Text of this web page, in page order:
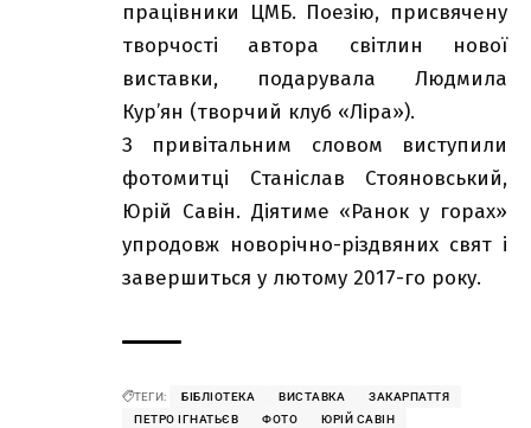
працівники ЦМБ. Поезію, присвячену
творчості автора світлин нової
виставки, подарувала Людмила
Кур’ян (творчий клуб «Ліра»).
З привітальним словом виступили
фотомитці Станіслав Стояновський,
Юрій Савін. Діятиме «Ранок у горах»
упродовж новорічно-різдвяних свят і
завершиться у лютому 2017-го року.
ТЕГИ: БІБЛІОТЕКА ВИСТАВКА
ЗАКАРПАТТЯ
ПЕТРО ІГНАТЬЄВ
ФОТО ЮРІЙ САВІН